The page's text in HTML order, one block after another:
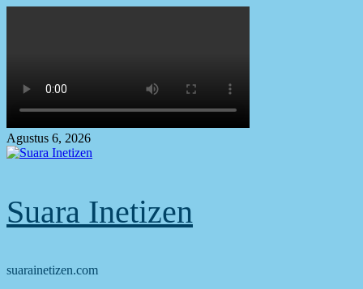
Agustus 6, 2026
Suara Inetizen
suarainetizen.com